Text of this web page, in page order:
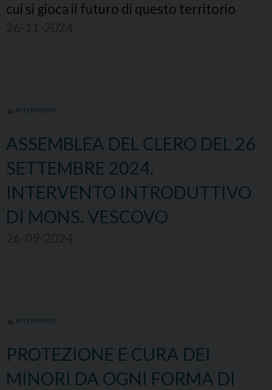
cui si gioca il futuro di questo territorio
INTERVENTO
ASSEMBLEA DEL CLERO DEL 26
SETTEMBRE 2024.
INTERVENTO INTRODUTTIVO
DI MONS. VESCOVO
INTERVENTO
PROTEZIONE E CURA DEI
MINORI DA OGNI FORMA DI